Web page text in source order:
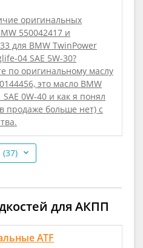
оригинальных
550042417 и
для BMW TwinPower
04 SAE 5W-30?
по оригинальному маслу
это масло BMW
0W-40 и как я понял
продаже больше нет) с
(37)
для АКПП
ATF